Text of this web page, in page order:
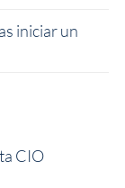
iniciar un
CIO